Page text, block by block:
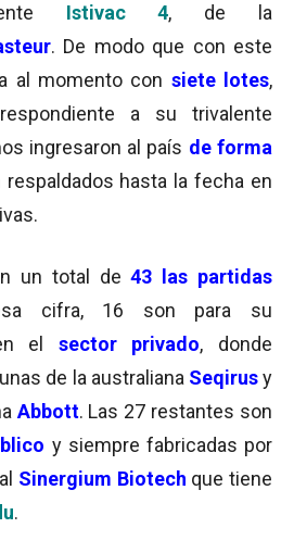
Istivac 4, de la
. De modo que con este
al momento con siete lotes,
a su trivalente
ingresaron al país de forma
hasta la fecha en
un total de 43 las partidas
cifra, 16 son para su
el
sector privado, donde
de la australiana Seqirusy
Abbott. Las 27 restantes son
y siempre fabricadas por
Sinergium Biotech que tiene
.